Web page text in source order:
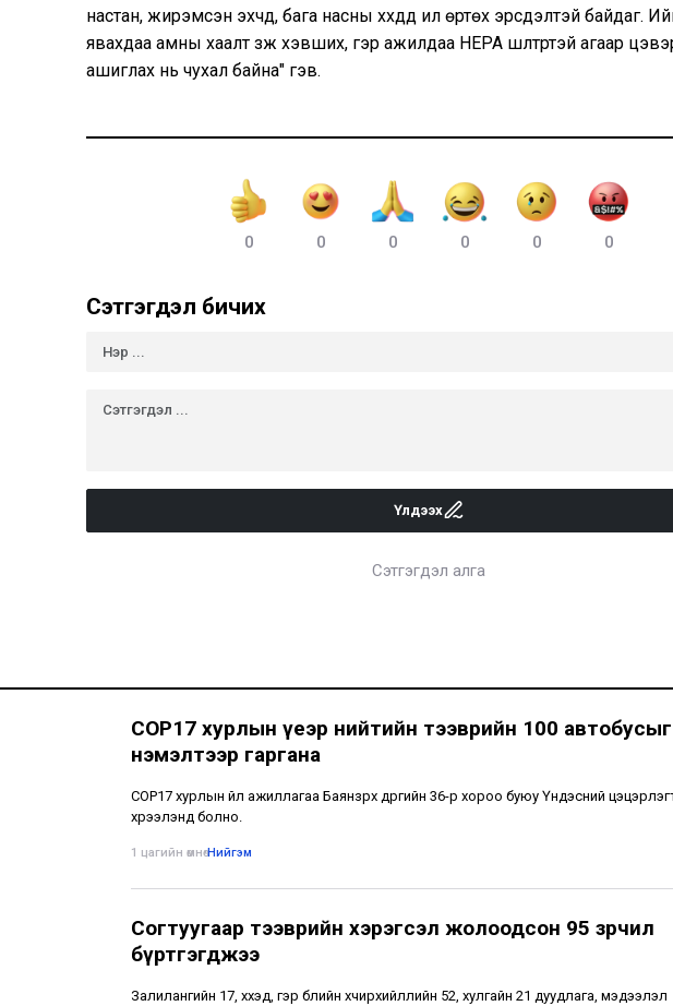
настан, жирэмсэн эхчүүд, бага насны хүүхдүүд илүү өртөх эрсдэлтэй байдаг.
явахдаа амны хаалт зүүж хэвших, гэр ажилдаа HEPA шүүлтүүртэй агаар
ашиглах нь чухал байна" гэв.
0 0 0 0 0 0
Сэтгэгдэл бичих
Үлдээх
Сэтгэгдэл алга
СОР17 хурлын үеэр нийтийн тээврийн 100 автобусыг
нэмэлтээр гаргана
СОР17 хурлын үйл ажиллагаа Баянзүрх дүүргийн 36-р хороо буюу Үндэсний
хүрээлэнд болно.
1 цагийн өмнө•Нийгэм
Согтуугаар тээврийн хэрэгсэл жолоодсон 95 зөрчил
бүртгэгджээ
Залилангийн 17, хүүхэд, гэр бүлийн хүчирхийллийн 52, хулгайн 21 дуудлага, мэдээлэл